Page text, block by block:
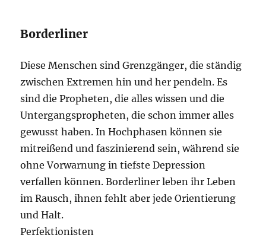
Borderliner
Diese Menschen sind Grenzgänger, die ständig
zwischen Extremen hin und her pendeln. Es
sind die Propheten, die alles wissen und die
Untergangspropheten, die schon immer alles
gewusst haben. In Hochphasen können sie
mitreißend und faszinierend sein, während sie
ohne Vorwarnung in tiefste Depression
verfallen können. Borderliner leben ihr Leben
im Rausch, ihnen fehlt aber jede Orientierung
und Halt.
Perfektionisten